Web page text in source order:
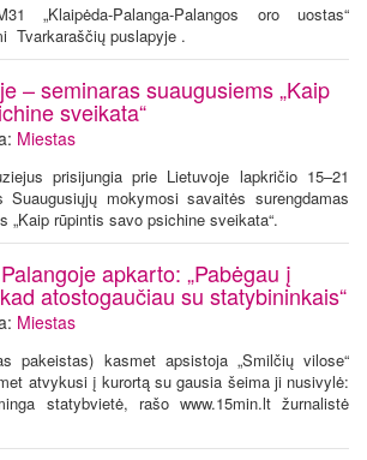
„Klaipėda-Palanga-Palangos oro uostas“
Tvarkaraščių puslapyje .
– seminaras suaugusiems „Kaip
sveikata“
Miestas
prisijungia prie Lietuvoje lapkričio 15–21
Suaugusiųjų mokymosi savaitės surengdamas
„Kaip rūpintis savo psichine sveikata“.
apkarto: „Pabėgau į
atostogaučiau su statybininkais“
Miestas
pakeistas) kasmet apsistoja „Smilčių vilose“
atvykusi į kurortą su gausia šeima ji nusivylė:
statybvietė, rašo www.15min.lt žurnalistė